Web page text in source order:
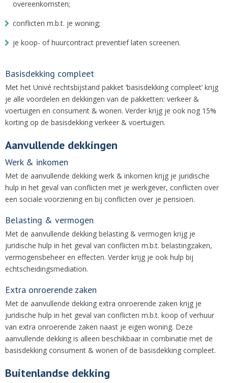
overeenkomsten;
conflicten m.b.t. je woning;
je koop- of huurcontract preventief laten screenen.
Basisdekking compleet
Met het Univé rechtsbijstand pakket ‘basisdekking compleet’ krijg
je alle voordelen en dekkingen van de pakketten: verkeer &
voertuigen en consument & wonen. Verder krijg je ook nog 15%
korting op de basisdekking verkeer & voertuigen.
Aanvullende dekkingen
Werk & inkomen
Met de aanvullende dekking werk & inkomen krijg je juridische
hulp in het geval van conflicten met je werkgever, conflicten over
een sociale voorziening en bij conflicten over je pensioen.
Belasting & vermogen
Met de aanvullende dekking belasting & vermogen krijg je
juridische hulp in het geval van conflicten m.b.t. belastingzaken,
vermogensbeheer en effecten. Verder krijg je ook hulp bij
echtscheidingsmediation.
Extra onroerende zaken
Met de aanvullende dekking extra onroerende zaken krijg je
juridische hulp in het geval van conflicten m.b.t. koop of verhuur
van extra onroerende zaken naast je eigen woning. Deze
aanvullende dekking is alleen beschikbaar in combinatie met de
basisdekking consument & wonen of de basisdekking compleet.
Buitenlandse dekking